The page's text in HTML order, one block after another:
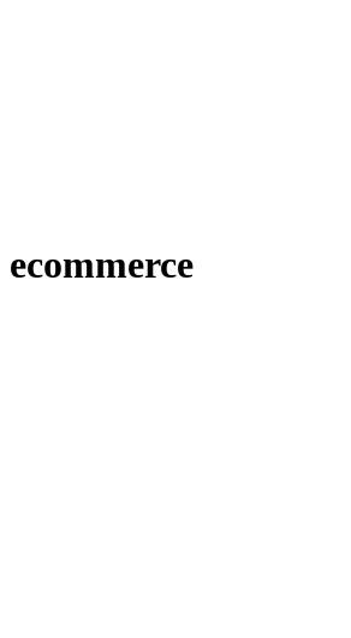
ecommerce